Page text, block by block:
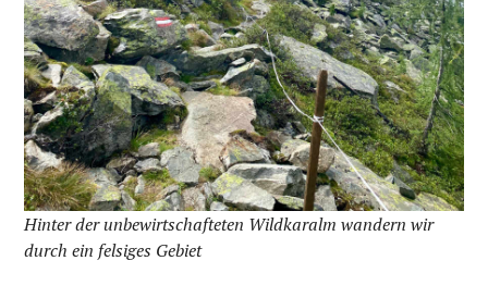
Hinter der unbewirtschafteten Wildkaralm wandern wir
durch ein felsiges Gebiet